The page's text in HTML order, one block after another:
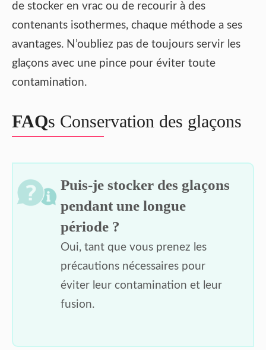
de stocker en vrac ou de recourir à des
contenants isothermes, chaque méthode a ses
avantages. N’oubliez pas de toujours servir les
glaçons avec une pince pour éviter toute
contamination.
FAQs Conservation des glaçons
Puis-je stocker des glaçons
pendant une longue
période ?
Oui, tant que vous prenez les
précautions nécessaires pour
éviter leur contamination et leur
fusion.